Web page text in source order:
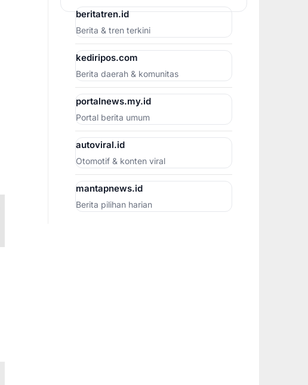
beritatren.id
Berita & tren terkini
kediripos.com
Berita daerah & komunitas
portalnews.my.id
Portal berita umum
autoviral.id
Otomotif & konten viral
mantapnews.id
Berita pilihan harian